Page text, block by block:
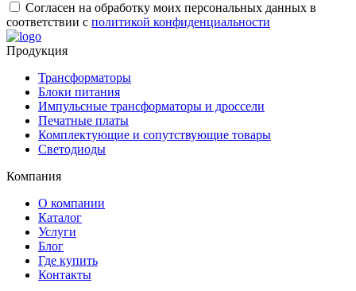
Согласен на обработку моих персональных данных в
соответствии с политикой конфиденциальности
Продукция
Трансформаторы
Блоки питания
Импульсные трансформаторы и дроссели
Печатные платы
Комплектующие и сопутствующие товары
Светодиоды
Компания
О компании
Каталог
Услуги
Блог
Где купить
Контакты